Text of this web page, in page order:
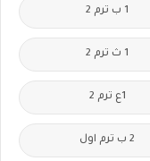
1 ب ترم 2
1 ث ترم 2
1ع ترم 2
2 ب ترم اول